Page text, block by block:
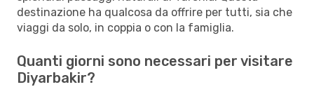
destinazione ha qualcosa da offrire per tutti, sia che
viaggi da solo, in coppia o con la famiglia.
Quanti giorni sono necessari per visitare
Diyarbakir?